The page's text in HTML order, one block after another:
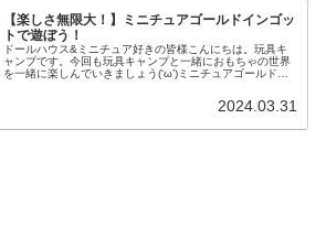
【楽しさ無限大！】ミニチュアゴールドインゴッ
トで遊ぼう！
ドールハウス&ミニチュア好きの皆様こんにちは。玩具キ
ャンプです。今回も玩具キャンプと一緒におもちゃの世界
を一緒に楽しんでいきましょう(‘ω’)ミニチュアゴールドイ
2024.03.31